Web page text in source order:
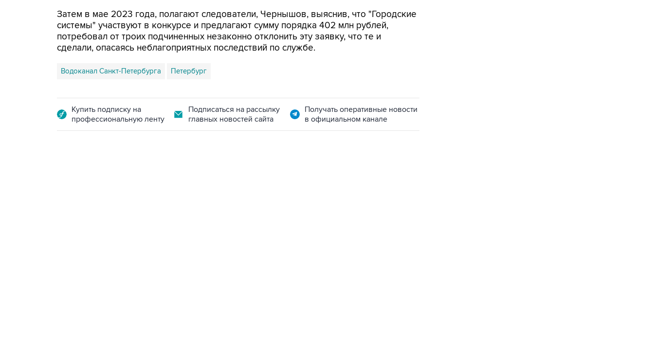
Затем в мае 2023 года, полагают следователи, Чернышов, выяснив, что "Городские
системы" участвуют в конкурсе и предлагают сумму порядка 402 млн рублей,
потребовал от троих подчиненных незаконно отклонить эту заявку, что те и
сделали, опасаясь неблагоприятных последствий по службе.
Водоканал Санкт-Петербурга Петербург
Купить подписку на
профессиональную ленту
Подписаться на рассылку
главных новостей сайта
Получать оперативные новости
в официальном канале